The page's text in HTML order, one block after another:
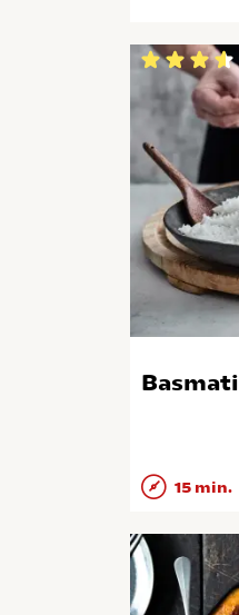
15 min.